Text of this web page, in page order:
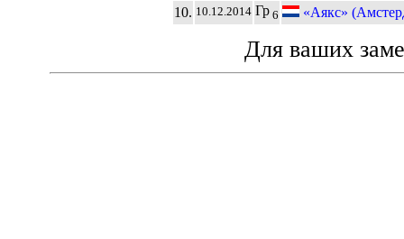
10. 10.12.2014 Гр6 «Аякс»
Для ваших